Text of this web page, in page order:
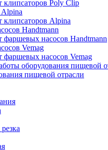
Poly Clip
Alpina
Handtmann
насосов Handtmann
Vemag
насосов Vemag
оборудования пищевой
пищевой отрасли